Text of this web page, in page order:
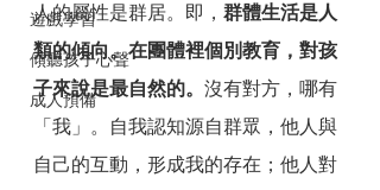
遊戲學習
傾聽孩子心聲
成人預備
人的屬性是群居。即， 群體生活是人
類的傾向。在團體裡個別教育，對孩
子來說是最自然的。 沒有對方，哪有
「我」。自我認知源自群眾，他人與
自己的互動，形成我的存在；他人對